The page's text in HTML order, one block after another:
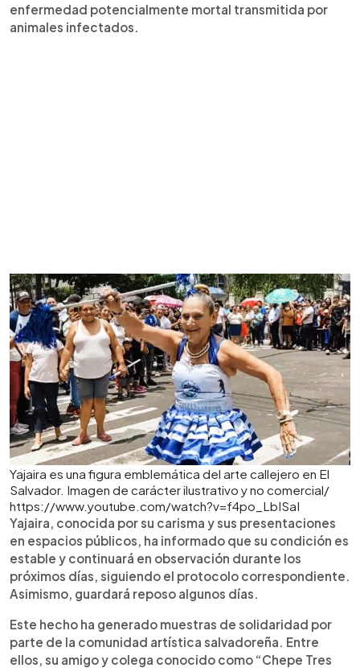
enfermedad potencialmente mortal transmitida por
animales infectados.
Yajaira es una figura emblemática del arte callejero en El
Salvador. Imagen de carácter ilustrativo y no comercial/
https://www.youtube.com/watch?v=f4po_LbISaI
Yajaira, conocida por su carisma y sus presentaciones
en espacios públicos, ha informado que su condición es
estable y continuará en observación durante los
próximos días, siguiendo el protocolo correspondiente.
Asimismo, guardará reposo algunos días.
Este hecho ha generado muestras de solidaridad por
parte de la comunidad artística salvadoreña. Entre
ellos, su amigo y colega conocido como “Chepe Tres